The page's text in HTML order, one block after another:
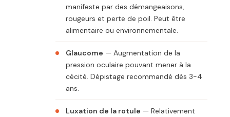
manifeste par des démangeaisons,
rougeurs et perte de poil. Peut être
alimentaire ou environnementale.
Glaucome — Augmentation de la
pression oculaire pouvant mener à la
cécité. Dépistage recommandé dès 3-4
ans.
Luxation de la rotule — Relativement